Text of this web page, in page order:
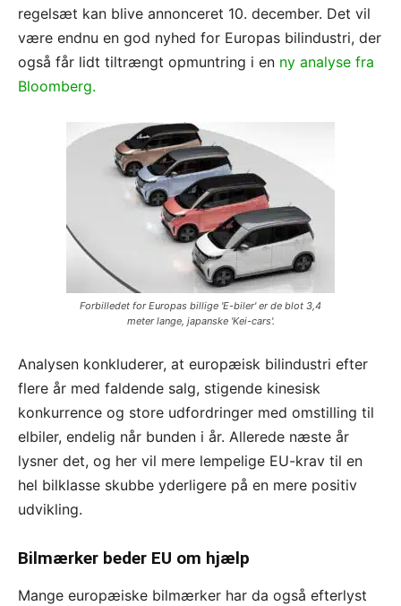
regelsæt kan blive annonceret 10. december. Det vil
være endnu en god nyhed for Europas bilindustri, der
også får lidt tiltrængt opmuntring i en ny analyse fra
Bloomberg.
Forbilledet for Europas billige 'E-biler' er de blot 3,4
meter lange, japanske 'Kei-cars'.
Analysen konkluderer, at europæisk bilindustri efter
flere år med faldende salg, stigende kinesisk
konkurrence og store udfordringer med omstilling til
elbiler, endelig når bunden i år. Allerede næste år
lysner det, og her vil mere lempelige EU-krav til en
hel bilklasse skubbe yderligere på en mere positiv
udvikling.
Bilmærker beder EU om hjælp
Mange europæiske bilmærker har da også efterlyst